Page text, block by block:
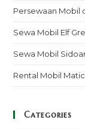
Persewaan Mobil
Sewa Mobil Elf
Sewa Mobil
Rental Mobil
Categories